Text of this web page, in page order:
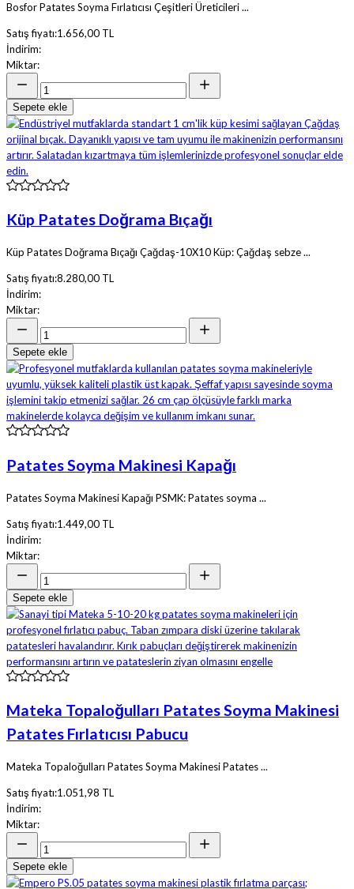
Bosfor Patates Soyma Fırlatıcısı Çeşitleri Üreticileri ...
Satış fiyatı:1.656,00 TL
İndirim:
Miktar:
Sepete ekle
Küp Patates Doğrama Bıçağı
Küp Patates Doğrama Bıçağı Çağdaş-10X10 Küp: Çağdaş sebze ...
Satış fiyatı:8.280,00 TL
İndirim:
Miktar:
Sepete ekle
Patates Soyma Makinesi Kapağı
Patates Soyma Makinesi Kapağı PSMK: Patates soyma ...
Satış fiyatı:1.449,00 TL
İndirim:
Miktar:
Sepete ekle
Mateka Topaloğulları Patates Soyma Makinesi
Patates Fırlatıcısı Pabucu
Mateka Topaloğulları Patates Soyma Makinesi Patates ...
Satış fiyatı:1.051,98 TL
İndirim:
Miktar:
Sepete ekle